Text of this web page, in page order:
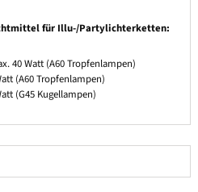
für Illu-/Partylichterketten:
40 Watt (A60 Tropfenlampen)
(A60 Tropfenlampen)
(G45 Kugellampen)